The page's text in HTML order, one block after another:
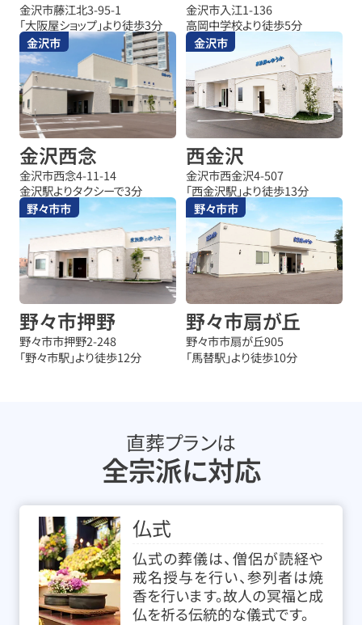
金沢市藤江北3-95-1
「大阪屋ショップ」より徒歩3分
金沢市入江1-136
高岡中学校より徒歩5分
金沢市
金沢西念
金沢市西念4-11-14
金沢駅よりタクシーで3分
金沢市
西金沢
金沢市西金沢4-507
「西金沢駅」より徒歩13分
野々市市
野々市押野
野々市市押野2-248
「野々市駅」より徒歩12分
野々市市
野々市扇が丘
野々市市扇が丘905
「馬替駅」より徒歩10分
直葬プランは
全宗派に対応
仏式
仏式の葬儀は、僧侶が読経や
戒名授与を行い、参列者は焼
香を行います。故人の冥福と成
仏を祈る伝統的な儀式です。